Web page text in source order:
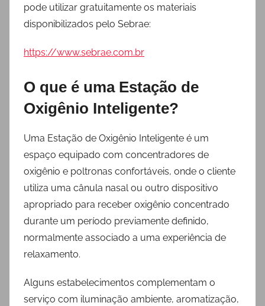
pode utilizar gratuitamente os materiais
disponibilizados pelo Sebrae:
https://www.sebrae.com.br
O que é uma Estação de
Oxigênio Inteligente?
Uma Estação de Oxigênio Inteligente é um
espaço equipado com concentradores de
oxigênio e poltronas confortáveis, onde o cliente
utiliza uma cânula nasal ou outro dispositivo
apropriado para receber oxigênio concentrado
durante um período previamente definido,
normalmente associado a uma experiência de
relaxamento.
Alguns estabelecimentos complementam o
serviço com iluminação ambiente, aromatização,